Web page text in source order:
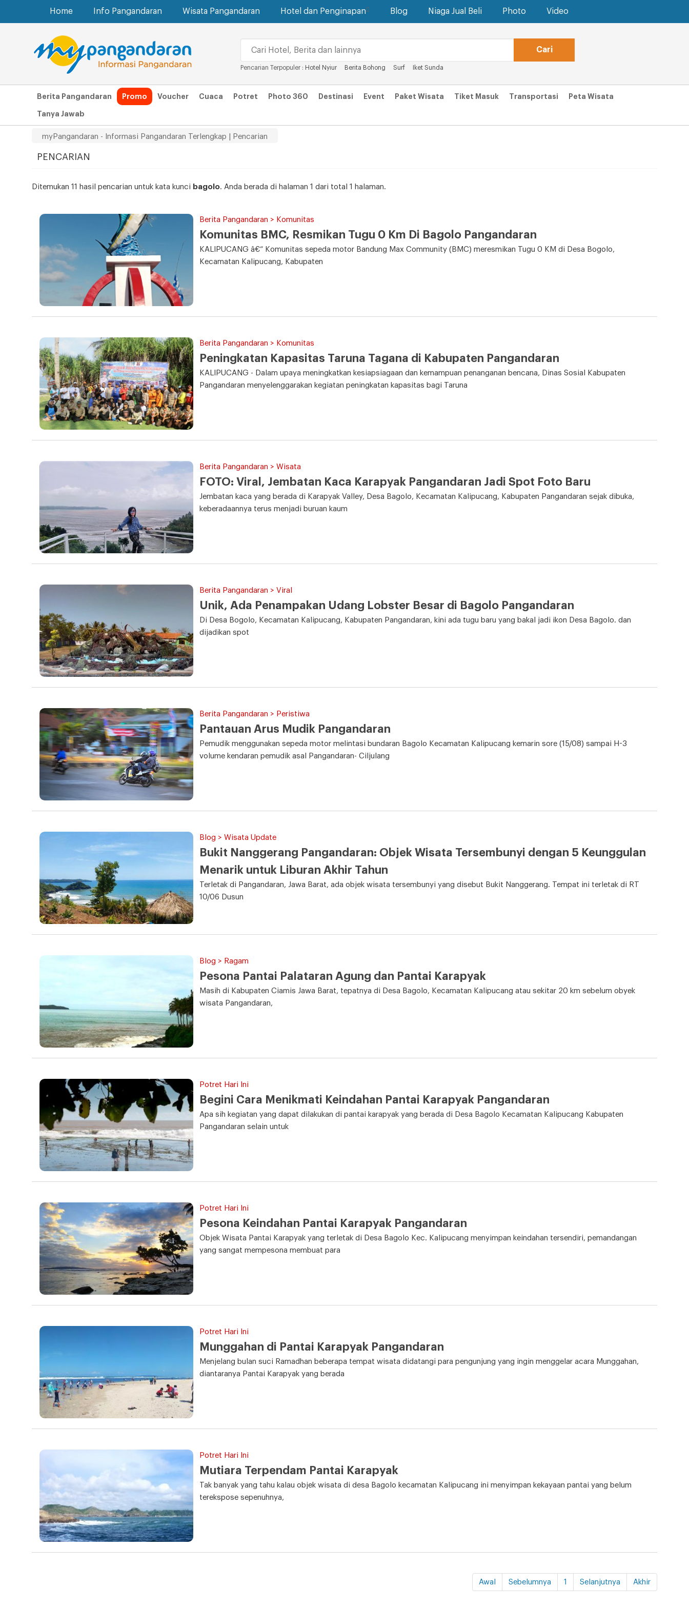
Home Info Pangandaran Wisata Pangandaran Hotel dan Penginapan Blog Niaga Jual Beli Photo Video
Pencarian Terpopuler : Hotel Nyiur Berita Bohong Surf Iket Sunda
Berita Pangandaran Promo Voucher Cuaca Potret Photo 360 Destinasi Event Paket Wisata Tiket Masuk Transportasi Peta Wisata
Tanya Jawab
myPangandaran - Informasi Pangandaran Terlengkap | Pencarian
PENCARIAN
Ditemukan 11 hasil pencarian untuk kata kunci bagolo. Anda berada di halaman 1 dari total 1 halaman.
Berita Pangandaran > Komunitas
Komunitas BMC, Resmikan Tugu 0 Km Di Bagolo Pangandaran
KALIPUCANG â€“ Komunitas sepeda motor Bandung Max Community (BMC) meresmikan Tugu 0 KM di Desa Bogolo,
Kecamatan Kalipucang, Kabupaten
Berita Pangandaran > Komunitas
Peningkatan Kapasitas Taruna Tagana di Kabupaten Pangandaran
KALIPUCANG - Dalam upaya meningkatkan kesiapsiagaan dan kemampuan penanganan bencana, Dinas Sosial Kabupaten
Pangandaran menyelenggarakan kegiatan peningkatan kapasitas bagi Taruna
Berita Pangandaran > Wisata
FOTO: Viral, Jembatan Kaca Karapyak Pangandaran Jadi Spot Foto Baru
Jembatan kaca yang berada di Karapyak Valley, Desa Bagolo, Kecamatan Kalipucang, Kabupaten Pangandaran sejak dibuka,
keberadaannya terus menjadi buruan kaum
Berita Pangandaran > Viral
Unik, Ada Penampakan Udang Lobster Besar di Bagolo Pangandaran
Di Desa Bogolo, Kecamatan Kalipucang, Kabupaten Pangandaran, kini ada tugu baru yang bakal jadi ikon Desa Bagolo. dan
dijadikan spot
Berita Pangandaran > Peristiwa
Pantauan Arus Mudik Pangandaran
Pemudik menggunakan sepeda motor melintasi bundaran Bagolo Kecamatan Kalipucang kemarin sore (15/08) sampai H-3
volume kendaran pemudik asal Pangandaran- Ciljulang
Blog > Wisata Update
Bukit Nanggerang Pangandaran: Objek Wisata Tersembunyi dengan 5 Keunggulan
Menarik untuk Liburan Akhir Tahun
Terletak di Pangandaran, Jawa Barat, ada objek wisata tersembunyi yang disebut Bukit Nanggerang. Tempat ini terletak di RT
10/06 Dusun
Blog > Ragam
Pesona Pantai Palataran Agung dan Pantai Karapyak
Masih di Kabupaten Ciamis Jawa Barat, tepatnya di Desa Bagolo, Kecamatan Kalipucang atau sekitar 20 km sebelum obyek
wisata Pangandaran,
Potret Hari Ini
Begini Cara Menikmati Keindahan Pantai Karapyak Pangandaran
Apa sih kegiatan yang dapat dilakukan di pantai karapyak yang berada di Desa Bagolo Kecamatan Kalipucang Kabupaten
Pangandaran selain untuk
Potret Hari Ini
Pesona Keindahan Pantai Karapyak Pangandaran
Objek Wisata Pantai Karapyak yang terletak di Desa Bagolo Kec. Kalipucang menyimpan keindahan tersendiri, pemandangan
yang sangat mempesona membuat para
Potret Hari Ini
Munggahan di Pantai Karapyak Pangandaran
Menjelang bulan suci Ramadhan beberapa tempat wisata didatangi para pengunjung yang ingin menggelar acara Munggahan,
diantaranya Pantai Karapyak yang berada
Potret Hari Ini
Mutiara Terpendam Pantai Karapyak
Tak banyak yang tahu kalau objek wisata di desa Bagolo kecamatan Kalipucang ini menyimpan kekayaan pantai yang belum
terekspose sepenuhnya,
Awal Sebelumnya 1 Selanjutnya Akhir